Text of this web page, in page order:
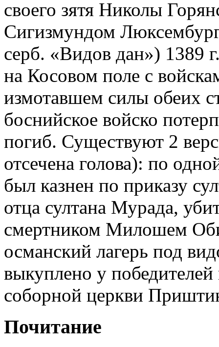
своего зятя Николы
Сигизмундом
серб. «Видов дан») 1389
на Косовом поле с
измотавшем силы обеих
боснийское войско
погиб. Существуют 2
отсечена голова): по
был казнен по приказу
отца султана Мурада,
смертником Милошем
османский лагерь под
выкуплено у
соборной церкви
Почитание